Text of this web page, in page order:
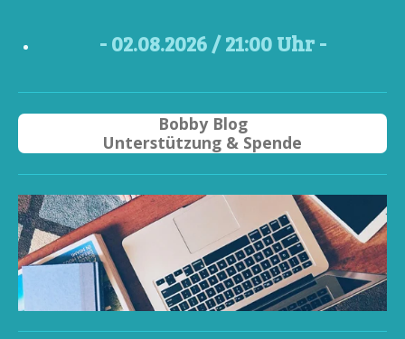
- 02.08.2026 / 21:00 Uhr -
Bobby Blog
Unterstützung & Spende